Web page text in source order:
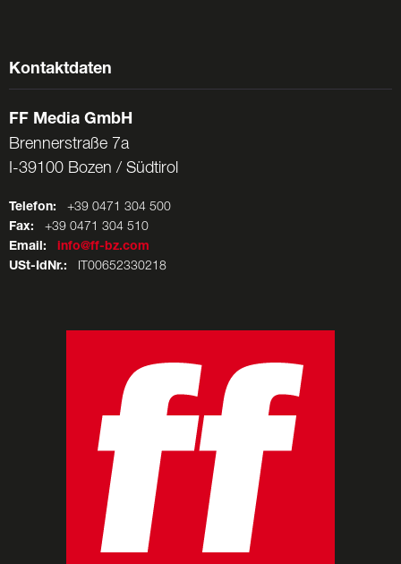
Kontaktdaten
FF Media GmbH
Brennerstraße 7a
I-39100 Bozen / Südtirol
Telefon: +39 0471 304 500
Fax: +39 0471 304 510
Email:
info@ff-bz.com
USt-IdNr.: IT00652330218